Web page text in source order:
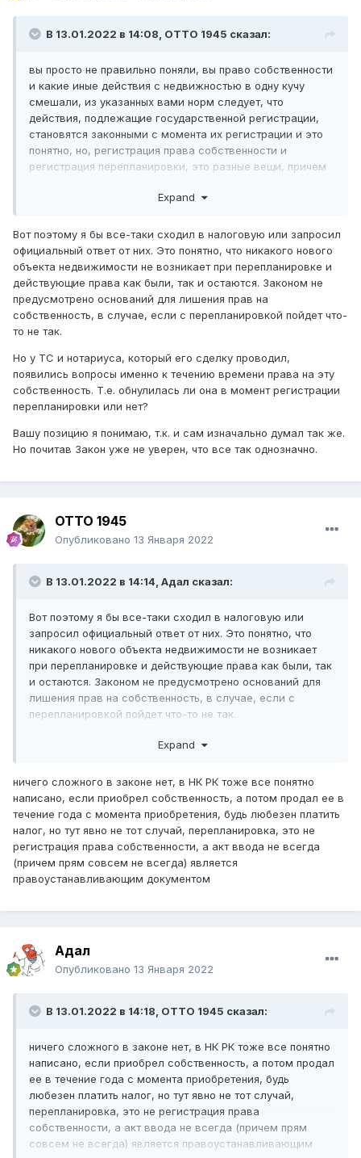
В 13.01.2022 в 14:08, ОТТО 1945 сказал:
вы просто не правильно поняли, вы право собственности
и какие иные действия с недвижностью в одну кучу
смешали, из указанных вами норм следует, что
действия, подлежащие государственной регистрации,
становятся законными с момента их регистрации и это
понятно, но, регистрация права собственности и
регистрация перепланировки, это разные вещи, причем
с момента регистрацииExpand
Вот поэтому я бы все-таки сходил в налоговую или запросил
официальный ответ от них. Это понятно, что никакого нового
объекта недвижимости не возникает при перепланировке и
действующие права как были, так и остаются. Законом не
предусмотрено оснований для лишения прав на
собственность, в случае, если с перепланировкой пойдет что-
то не так.
Но у ТС и нотариуса, который его сделку проводил,
появились вопросы именно к течению времени права на эту
собственность. Т.е. обнулилась ли она в момент регистрации
перепланировки или нет?
Вашу позицию я понимаю, т.к. и сам изначально думал так же.
Но почитав Закон уже не уверен, что все так однозначно.
ОТТО 1945
Опубликовано 13 Января 2022
В 13.01.2022 в 14:14, Адал сказал:
Вот поэтому я бы все-таки сходил в налоговую или
запросил официальный ответ от них. Это понятно, что
никакого нового объекта недвижимости не возникает
при перепланировке и действующие права как были, так
и остаются. Законом не предусмотрено оснований для
лишения прав на собственность, в случае, если с
перепланировкой пойдет что-то не так.
Но у ТС и нотариуса, который его сделку проводил,
регистрации перепланировки или нет?
Вашу позицию я понимаю, т.к. и сам изначально думал
так же. Но почитав Закон уже не уверен, что все так
однозначно.
Expand
ничего сложного в законе нет, в НК РК тоже все понятно
написано, если приобрел собственность, а потом продал ее в
течение года с момента приобретения, будь любезен платить
налог, но тут явно не тот случай, перепланировка, это не
регистрация права собственности, а акт ввода не всегда
(причем прям совсем не всегда) является
правоустанавливающим документом
Адал
Опубликовано 13 Января 2022
В 13.01.2022 в 14:18, ОТТО 1945 сказал:
ничего сложного в законе нет, в НК РК тоже все понятно
написано, если приобрел собственность, а потом продал
ее в течение года с момента приобретения, будь
любезен платить налог, но тут явно не тот случай,
перепланировка, это не регистрация права
собственности, а акт ввода не всегда (причем прям
совсем не всегда) является правоустанавливающим